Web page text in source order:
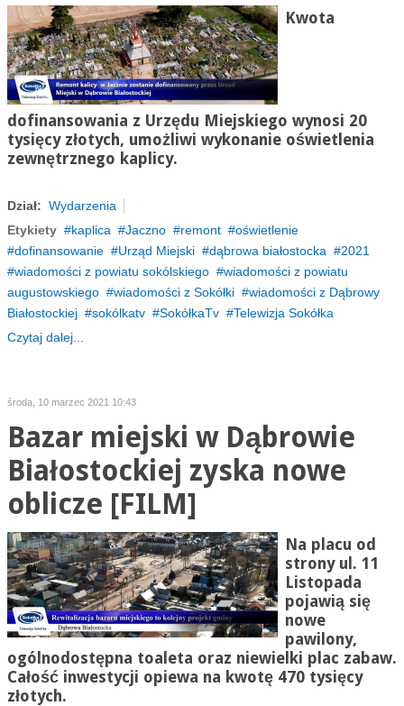
Kwota
dofinansowania z Urzędu Miejskiego wynosi 20
tysięcy złotych, umożliwi wykonanie oświetlenia
zewnętrznego kaplicy.
Dział: Wydarzenia
Etykiety
kaplica Jaczno remont
oświetlenie
dofinansowanie
Urząd Miejski dąbrowa białostocka
2021
wiadomości z powiatu sokólskiego
wiadomości z powiatu
augustowskiego
wiadomości z Sokółki
wiadomości z Dąbrowy
Białostockiej
sokólkatv SokółkaTv
Telewizja Sokółka
Czytaj dalej...
środa, 10 marzec 2021 10:43
Bazar miejski w Dąbrowie
Białostockiej zyska nowe
oblicze [FILM]
Na placu od
strony ul. 11
Listopada
pojawią się
nowe
pawilony,
ogólnodostępna toaleta oraz niewielki plac zabaw.
Całość inwestycji opiewa na kwotę 470 tysięcy
złotych.